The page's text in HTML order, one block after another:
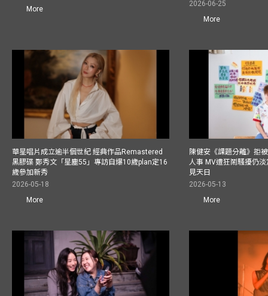
More
2026-06-25
More
華星唱片成立逾半個世紀 經典作品Remastered
黑膠碟 鄭秀文「星塵55」專訪自爆10歲plan定16
歲參加新秀
2026-05-18
More
陳健安《課題分離》拒
人事 MV遭狂鬧騷擾仍
見天日
2026-05-13
More